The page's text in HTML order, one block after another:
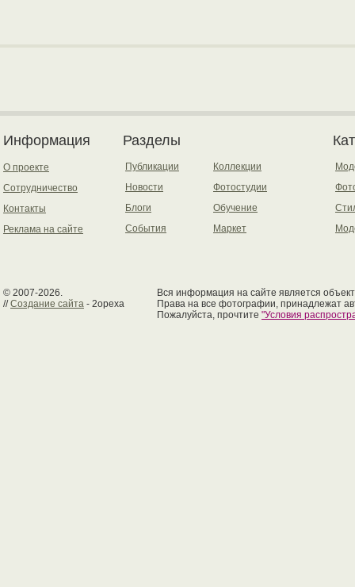
Информация
О проекте
Сотрудничество
Контакты
Реклама на сайте
Разделы
Публикации
Новости
Блоги
События
Коллекции
Фотостудии
Обучение
Маркет
© 2007-2026.
//Создание сайта - 2opexa
Вся информация на сайте является
Права на все фотографии, принадлежат
Пожалуйста, прочтите "Условия